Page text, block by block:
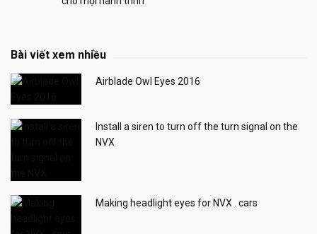
Bài viết xem nhiều
Airblade Owl Eyes 2016
Install a siren to turn off the turn signal on the
NVX
Making headlight eyes for NVX . cars